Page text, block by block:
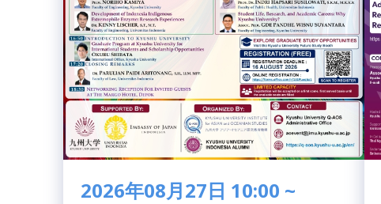
2026年08月27日 10:00 ~